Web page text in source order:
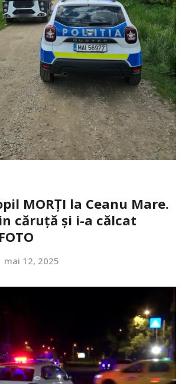
MORȚI la Ceanu Mare.
căruță și i-a călcat
mai 12, 2025